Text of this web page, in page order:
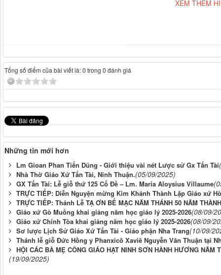
XEM THÊM
Tổng số điểm của bài viết là: 0 trong 0 đánh giá
Những tin mới hơn
Lm Gioan Phan Tiến Dũng - Giới thiệu vài nét Lược sử Gx Tấn Tài
Nhà Thờ Giáo Xứ Tấn Tài, Ninh Thuận.(05/09/2025)
GX Tấn Tài: Lễ giỗ thứ 125 Cố Đề – Lm. Maria Aloysius Villaume
TRỰC TIẾP: Diễn Nguyện mừng Kim Khánh Thành Lập Giáo xứ
TRỰC TIẾP: Thánh Lễ TẠ ƠN BẾ MẠC NĂM THÁNH 50 NĂM
Giáo xứ Gò Muồng khai giảng năm học giáo lý 2025-2026(08/09/
Giáo xứ Chính Tòa khai giảng năm học giáo lý 2025-2026(08/09/
Sơ lược Lịch Sử Giáo Xứ Tấn Tài - Giáo phận Nha Trang(10/09/
Thánh lễ giỗ Đức Hồng y Phanxicô Xaviê Nguyễn Văn Thuận tại
HỘI CÁC BÀ MẸ CÔNG GIÁO HẠT NINH SƠN HÀNH HƯƠNG NĂM
(19/09/2025)